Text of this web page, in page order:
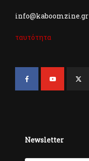
info@kaboomzine.gr
ταυτότητα
Newsletter